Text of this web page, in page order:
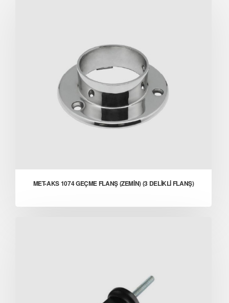
MET-AKS 1074 GEÇME FLANŞ (ZEMİN) (3 DELİKLİ FLANŞ)